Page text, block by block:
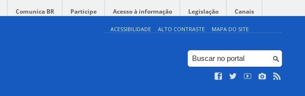
Comunica BR Participe Acesso à informação Legislação Canais
ACESSIBILIDADE ALTO CONTRASTE MAPA DO SITE